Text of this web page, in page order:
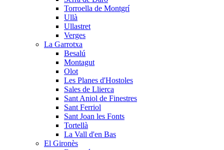
Torroella de Montgrí
Ullà
Ullastret
Verges
La Garrotxa
Besalú
Montagut
Olot
Les Planes d'Hostoles
Sales de Llierca
Sant Aniol de Finestres
Sant Ferriol
Sant Joan les Fonts
Tortellà
La Vall d'en Bas
El Gironès